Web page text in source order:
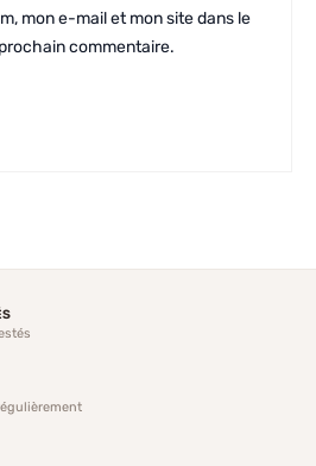
mon e-mail et mon site dans le
commentaire.